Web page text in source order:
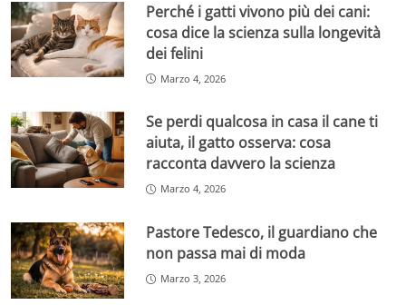
Perché i gatti vivono più dei cani:
cosa dice la scienza sulla longevità
dei felini
Marzo 4, 2026
Se perdi qualcosa in casa il cane ti
aiuta, il gatto osserva: cosa
racconta davvero la scienza
Marzo 4, 2026
Pastore Tedesco, il guardiano che
non passa mai di moda
Marzo 3, 2026